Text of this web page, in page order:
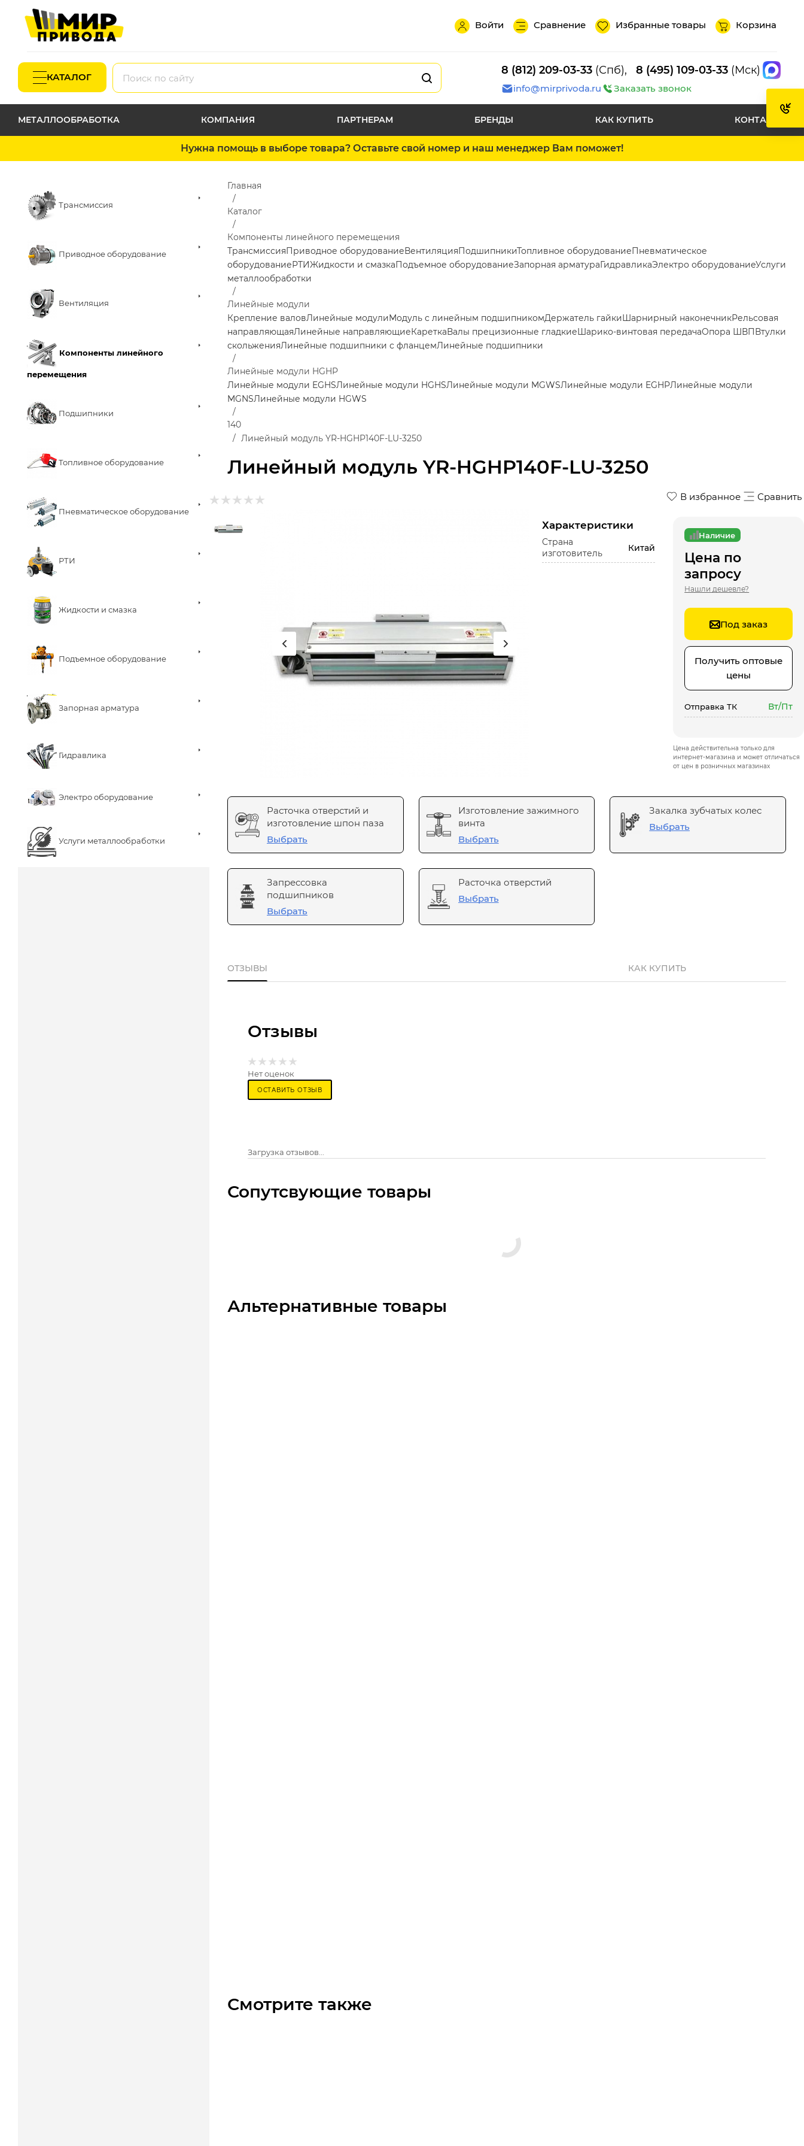
Войти Сравнение Избранные товары Корзина
КАТАЛОГ
8 (812) 209-03-33 (Спб), 8 (495) 109-03-33 (Мск)
info@mirprivoda.ru Заказать звонок
МЕТАЛЛООБРАБОТКА КОМПАНИЯ ПАРТНЕРАМ БРЕНДЫ КАК КУПИТЬ КОНТАКТЫ
Нужна помощь в выборе товара? Оставьте свой номер и наш менеджер Вам поможет!
Трансмиссия
Приводное оборудование
Вентиляция
Компоненты линейного
перемещения
Подшипники
Топливное оборудование
Пневматическое оборудование
РТИ
Жидкости и смазка
Подъемное оборудование
Запорная арматура
Гидравлика
Электро оборудование
Услуги металлообработки
Линейный модуль YR-HGHP140F-LU-3250
Главная
Каталог
Компоненты линейного перемещения
ТрансмиссияПриводное оборудованиеВентиляцияПодшипникиТопливное оборудованиеПневматическое
оборудованиеРТИЖидкости и смазкаПодъемное оборудованиеЗапорная арматураГидравликаЭлектро оборудованиеУслуги
металлообработки
Линейные модули
Крепление валовЛинейные модулиМодуль с линейным подшипникомДержатель гайкиШарнирный наконечникРельсовая
направляющаяЛинейные направляющиеКареткаВалы прецизионные гладкиеШарико-винтовая передачаОпора ШВПВтулки
скольженияЛинейные подшипники с фланцемЛинейные подшипники
Линейные модули HGHP
Линейные модули EGHSЛинейные модули HGHSЛинейные модули MGWSЛинейные модули EGHPЛинейные модули
MGNSЛинейные модули HGWS
140
Линейный модуль YR-HGHP140F-LU-3250
В избранное Сравнить
Характеристики
Страна
изготовитель
Китай
Наличие
Цена по
запросу
Нашли дешевле?
Под заказ
Получить оптовые
цены
Отправка ТК Вт/Пт
Цена действительна только для
интернет-магазина и может отличаться
от цен в розничных магазинах
Расточка отверстий и
изготовление шпон паза
Выбрать
Изготовление зажимного
винта
Выбрать
Закалка зубчатых колес
Выбрать
Запрессовка
подшипников
Выбрать
Расточка отверстий
Выбрать
ОТЗЫВЫ КАК КУПИТЬ
Отзывы
Нет оценок
ОСТАВИТЬ ОТЗЫВ
Загрузка отзывов...
Сопутсвующие товары
Альтернативные товары
Смотрите также